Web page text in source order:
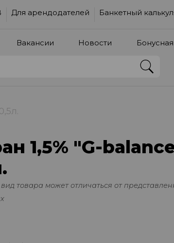
Для арендодателей Банкетный
Вакансии Новости
1,5% "G-
товара может отличаться от